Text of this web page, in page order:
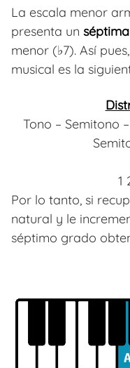
La escala menor
presenta un
menor (♭7). Así
musical es la
Tono – Semitono
1
Por lo tanto, si
natural y le
séptimo grado